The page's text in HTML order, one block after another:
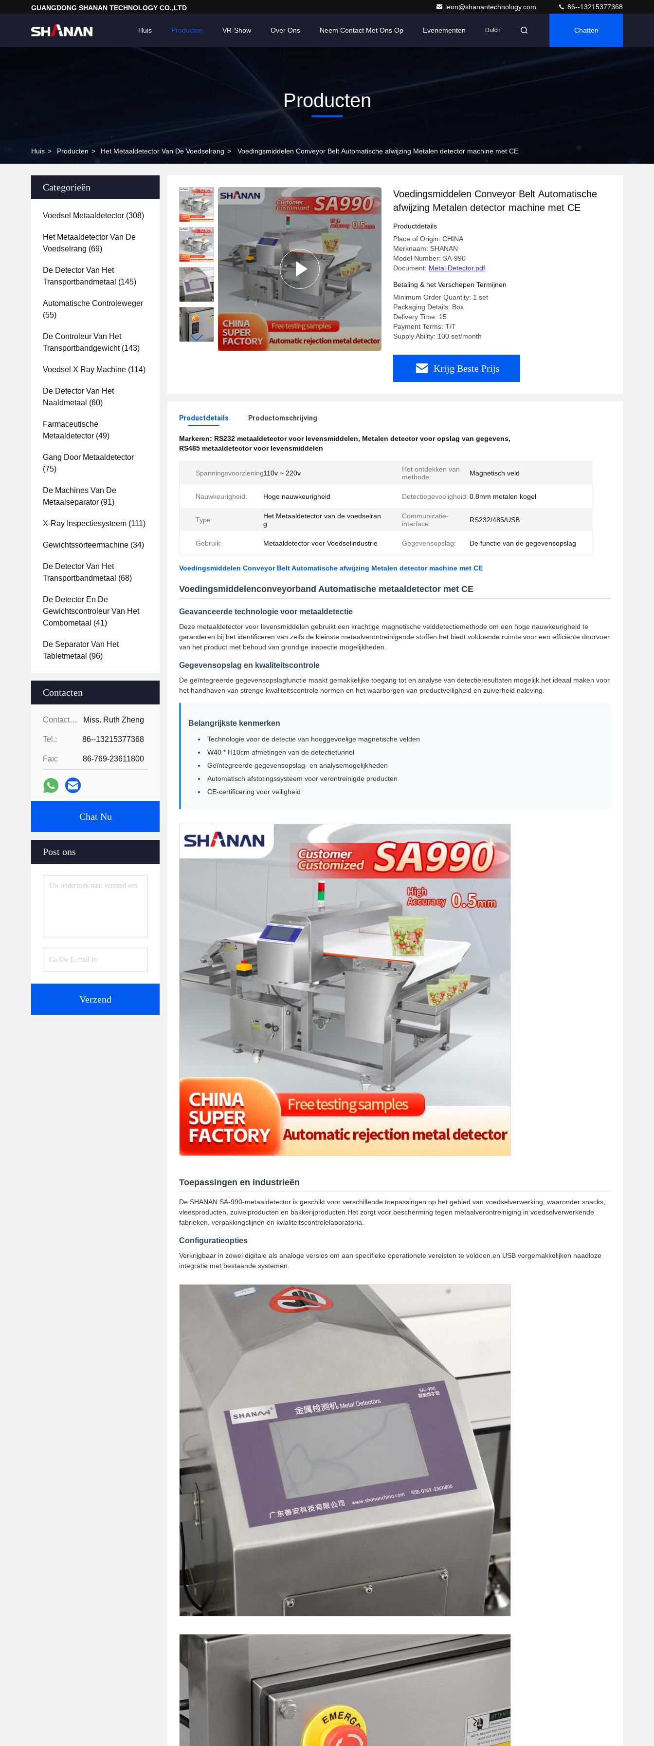
GUANGDONG SHANAN TECHNOLOGY CO.,LTD leon@shanantechnology.com 86--13215377368
Huis Producten VR-Show Over Ons Neem Contact Met Ons Op Evenementen Dutch Chatten
Producten
Huis > Producten > Het Metaaldetector Van De Voedselrang > Voedingsmiddelen Conveyor Belt Automatische afwijzing Metalen detector machine met CE
Categorieën
Voedsel Metaaldetector (308)
Het Metaaldetector Van De
Voedselrang (69)
De Detector Van Het
Transportbandmetaal (145)
Automatische Controleweger
(55)
De Controleur Van Het
Transportbandgewicht(143)
Voedsel X Ray Machine (114)
De Detector Van Het
Naaldmetaal (60)
Farmaceutische
Metaaldetector (49)
Gang Door Metaaldetector
(75)
De Machines Van De
Metaalseparator (91)
X-Ray Inspectiesysteem (111)
Gewichtssorteermachine (34)
De Detector Van Het
Transportbandmetaal (68)
De Detector En De
Gewichtscontroleur Van Het
Combometaal (41)
De Separator Van Het
Tabletmetaal (96)
Contacten
Contacten: Miss. Ruth Zheng
Tel.: 86--13215377368
Fax: 86-769-23611800
Chat Nu
Post ons
Verzend
Voedingsmiddelen Conveyor Belt Automatische
afwijzing Metalen detector machine met CE
Productdetails
Place of Origin: CHINA
Merknaam: SHANAN
Model Number: SA-990
Document: Metal Detector.pdf
Betaling & het Verschepen Termijnen
Minimum Order Quantity: 1 set
Packaging Details: Box
Delivery Time: 15
Payment Terms: T/T
Supply Ability: 100 set/month
Krijg Beste Prijs
Productdetails Productomschrijving
Markeren: RS232 metaaldetector voor levensmiddelen, Metalen detector voor opslag van gegevens,
RS485 metaaldetector voor levensmiddelen
Spanningsvoorziening:110v ~ 220v
Het ontdekken van
methode:
Magnetisch veld
Nauwkeurigheid: Hoge nauwkeurigheid Detectiegevoeligheid: 0.8mm metalen kogel
Type:
Het Metaaldetector van de voedselran
g
Communicatie-
interface:
RS232/485/USB
Gebruik: Metaaldetector voor Voedselindustrie Gegevensopslag: De functie van de gegevensopslag
Voedingsmiddelen Conveyor Belt Automatische afwijzing Metalen detector machine met CE
Voedingsmiddelenconveyorband Automatische metaaldetector met CE
Geavanceerde technologie voor metaaldetectie
Deze metaaldetector voor levensmiddelen gebruikt een krachtige magnetische velddetectiemethode om een hoge nauwkeurigheid te
garanderen bij het identificeren van zelfs de kleinste metaalverontreinigende stoffen.het biedt voldoende ruimte voor een efficiënte doorvoer
van het product met behoud van grondige inspectie mogelijkheden.
Gegevensopslag en kwaliteitscontrole
De geïntegreerde gegevensopslagfunctie maakt gemakkelijke toegang tot en analyse van detectieresultaten mogelijk.het ideaal maken voor
het handhaven van strenge kwaliteitscontrole normen en het waarborgen van productveiligheid en zuiverheid naleving.
Belangrijkste kenmerken
Technologie voor de detectie van hooggevoelige magnetische velden
W40 * H10cm afmetingen van de detectietunnel
Geïntegreerde gegevensopslag- en analysemogelijkheden
Automatisch afstotingssysteem voor verontreinigde producten
CE-certificering voor veiligheid
Toepassingen en industrieën
De SHANAN SA-990-metaaldetector is geschikt voor verschillende toepassingen op het gebied van voedselverwerking, waaronder snacks,
vleesproducten, zuivelproducten en bakkerijproducten.Het zorgt voor bescherming tegen metaalverontreiniging in voedselverwerkende
fabrieken, verpakkingslijnen en kwaliteitscontrolelaboratoria.
Configuratieopties
Verkrijgbaar in zowel digitale als analoge versies om aan specifieke operationele vereisten te voldoen.en USB vergemakkelijken naadloze
integratie met bestaande systemen.